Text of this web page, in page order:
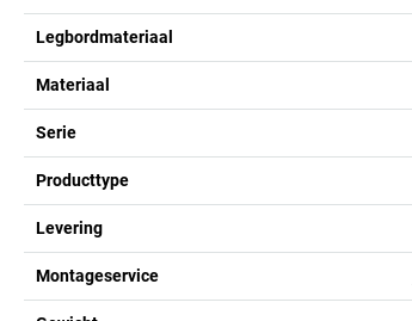
Legbordmateriaal
Materiaal
Serie
Producttype
Levering
Montageservice